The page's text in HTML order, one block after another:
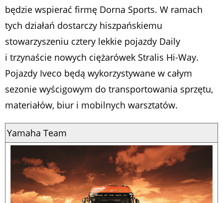
będzie wspierać firmę Dorna Sports. W ramach
tych działań dostarczy hiszpańskiemu
stowarzyszeniu cztery lekkie pojazdy Daily
i trzynaście nowych ciężarówek Stralis Hi-Way.
Pojazdy Iveco będą wykorzystywane w całym
sezonie wyścigowym do transportowania sprzętu,
materiałów, biur i mobilnych warsztatów.
Yamaha Team